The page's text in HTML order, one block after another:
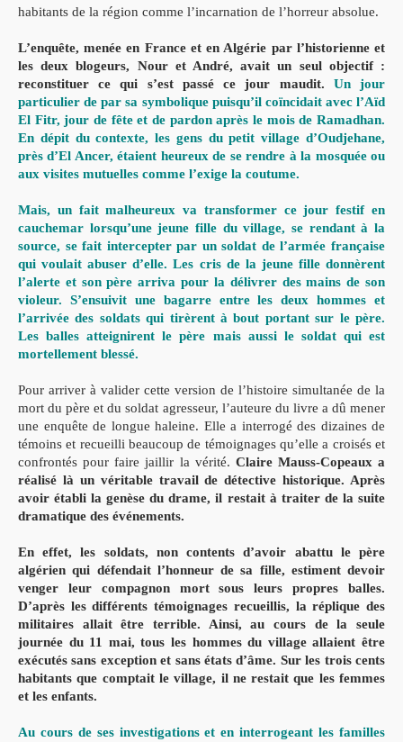
habitants de la région comme l’incarnation de l’horreur absolue.
L’enquête, menée en France et en Algérie par l’historienne et
les deux blogeurs, Nour et André, avait un seul objectif :
reconstituer ce qui s’est passé ce jour maudit. Un jour
particulier de par sa symbolique puisqu’il coïncidait avec l’Aïd
El Fitr, jour de fête et de pardon après le mois de Ramadhan.
En dépit du contexte, les gens du petit village d’Oudjehane,
près d’El Ancer, étaient heureux de se rendre à la mosquée ou
aux visites mutuelles comme l’exige la coutume.
Mais, un fait malheureux va transformer ce jour festif en
cauchemar lorsqu’une jeune fille du village, se rendant à la
source, se fait intercepter par un soldat de l’armée française
qui voulait abuser d’elle. Les cris de la jeune fille donnèrent
l’alerte et son père arriva pour la délivrer des mains de son
violeur. S’ensuivit une bagarre entre les deux hommes et
l’arrivée des soldats qui tirèrent à bout portant sur le père.
Les balles atteignirent le père mais aussi le soldat qui est
mortellement blessé.
Pour arriver à valider cette version de l’histoire simultanée de la
mort du père et du soldat agresseur, l’auteure du livre a dû mener
une enquête de longue haleine. Elle a interrogé des dizaines de
témoins et recueilli beaucoup de témoignages qu’elle a croisés et
confrontés pour faire jaillir la vérité. Claire Mauss-Copeaux a
réalisé là un véritable travail de détective historique. Après
avoir établi la genèse du drame, il restait à traiter de la suite
dramatique des événements.
En effet, les soldats, non contents d’avoir abattu le père
algérien qui défendait l’honneur de sa fille, estiment devoir
venger leur compagnon mort sous leurs propres balles.
D’après les différents témoignages recueillis, la réplique des
militaires allait être terrible. Ainsi, au cours de la seule
journée du 11 mai, tous les hommes du village allaient être
exécutés sans exception et sans états d’âme. Sur les trois cents
habitants que comptait le village, il ne restait que les femmes
et les enfants.
Au cours de ses investigations et en interrogeant les familles